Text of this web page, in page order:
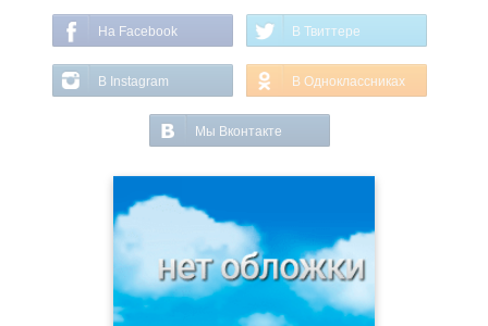
На Facebook В Твиттере
В Instagram В Одноклассниках
Мы Вконтакте